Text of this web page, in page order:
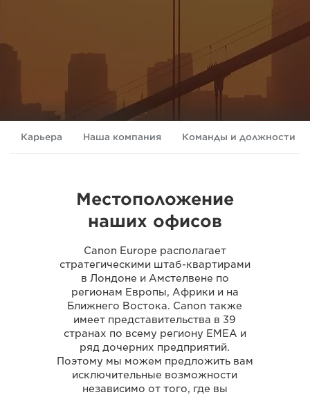
Карьера Наша компания Команды и должности
Местоположение
наших офисов
Canon Europe располагает
стратегическими штаб-квартирами
в Лондоне и Амстелвене по
регионам Европы, Африки и на
Ближнего Востока. Canon также
имеет представительства в 39
странах по всему региону EMEA и
ряд дочерних предприятий.
Поэтому мы можем предложить вам
исключительные возможности
независимо от того, где вы